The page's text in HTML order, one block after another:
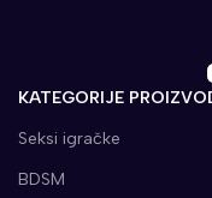
KATEGORIJE
Seksi igračke
BDSM